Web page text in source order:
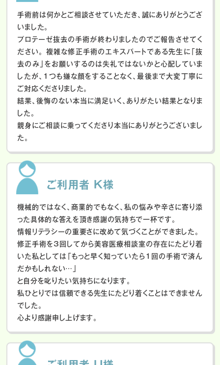
手術前は何かとご相談させていただき、誠にありがとうござ
いました。
プロテーゼ抜去の手術が終わりましたのでご報告させてく
ださい。
複雑な修正手術のエキスパートである先生に「抜
去のみ」をお願いするのは失礼ではないかと心配していま
したが、１つも嫌な顔をすることなく、最後まで大変丁寧に
ご対応くださりました。
結果、後悔のない本当に満足いく、ありがたい結果となりま
した。
親身にご相談に乗ってくださり本当にありがとうございまし
た。
ご利用者 K様
機械的ではなく、商業的でもなく、私の悩みや辛さに寄り添
った具体的な答えを頂き感謝の気持ちで一杯です。
情報リテラシーの重要さに改めて気づくことができました。
修正手術を3回してから美容医療相談室の存在にたどり着
いた私としては「もっと早く知っていたら1回の手術で済ん
だかもしれない…」
と自分を叱りたい気持ちになります。
私ひとりでは信頼できる先生にたどり着くことはできません
でした。
心より感謝申し上げます。